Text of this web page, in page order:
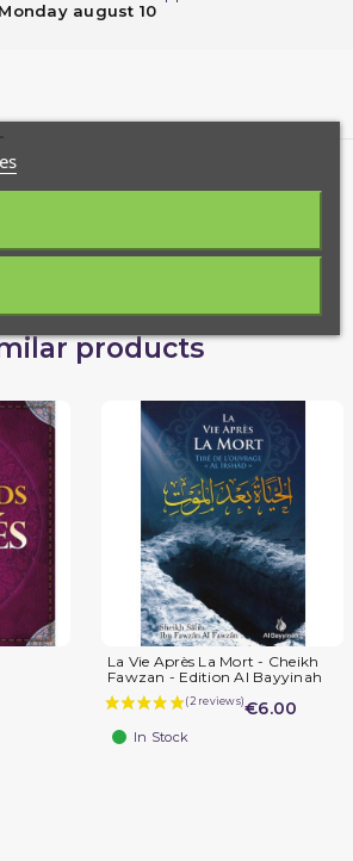
Monday august 10
products
La Vie Après La Mort - Cheikh
Fawzan - Edition Al Bayyinah
€6.00
In Stock